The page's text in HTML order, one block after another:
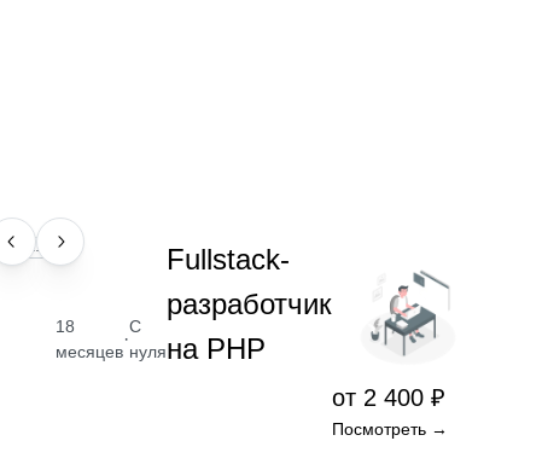
ПРОФЕССИЯ
18
месяцев
·
С
нуля
Fullstack-
разработчик
на PHP
от 2 400 ₽
Посмотреть →